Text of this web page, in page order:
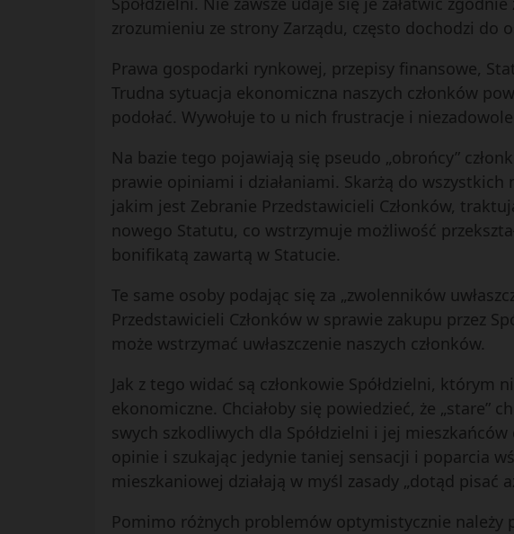
zrozumieniu ze strony Zarządu, często dochodzi do
Prawa gospodarki rynkowej, przepisy finansowe,
Trudna sytuacja ekonomiczna naszych członków
podołać. Wywołuje to u nich frustracje i
Na bazie tego pojawiają się pseudo „obrońcy”
prawie opiniami i działaniami. Skarżą do
jakim jest Zebranie Przedstawicieli Członków,
nowego Statutu, co wstrzymuje możliwość
bonifikatą zawartą w Statucie.
Te same osoby podając się za „zwolenników
Przedstawicieli Członków w sprawie zakupu przez
może wstrzymać uwłaszczenie naszych członków.
Jak z tego widać są członkowie Spółdzielni,
ekonomiczne. Chciałoby się powiedzieć, że „stare”
swych szkodliwych dla Spółdzielni i jej
opinie i szukając jedynie taniej sensacji i poparcia
mieszkaniowej działają w myśl zasady „dotąd pisać
Pomimo różnych problemów optymistycznie należy